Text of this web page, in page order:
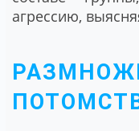
агрессию,